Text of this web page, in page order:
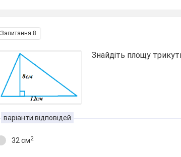
Запитання 8
Знайдіть площу
варіанти відповідей
32 см2